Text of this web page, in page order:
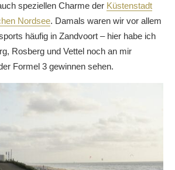
speziellen Charme der Küstenstadt
Nordsee. Damals waren wir vor allem
häufig in Zandvoort – hier habe ich
Rosberg und Vettel noch an mir
Formel 3 gewinnen sehen.